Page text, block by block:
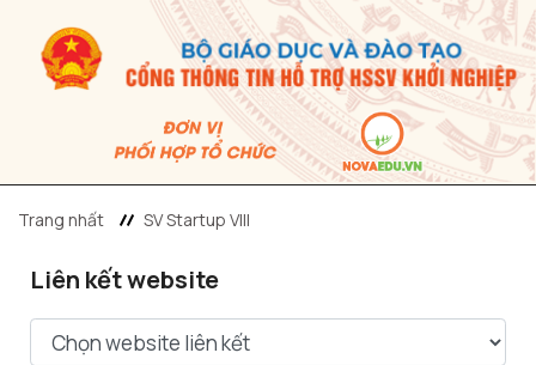
Trang nhất SV Startup VIII
Liên kết website